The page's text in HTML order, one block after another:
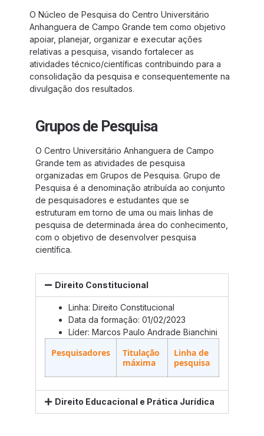
O Núcleo de Pesquisa do Centro Universitário
Anhanguera de Campo Grande tem como objetivo
apoiar, planejar, organizar e executar ações
relativas a pesquisa, visando fortalecer as
atividades técnico/científicas contribuindo para a
consolidação da pesquisa e consequentemente na
divulgação dos resultados.
Grupos de Pesquisa
O Centro Universitário Anhanguera de Campo
Grande tem as atividades de pesquisa
organizadas em Grupos de Pesquisa. Grupo de
Pesquisa é a denominação atribuída ao conjunto
de pesquisadores e estudantes que se
estruturam em torno de uma ou mais linhas de
pesquisa de determinada área do conhecimento,
com o objetivo de desenvolver pesquisa
científica.
Direito Constitucional
Linha: Direito Constitucional
Data da formação: 01/02/2023
Líder: Marcos Paulo Andrade Bianchini
Pesquisadores
Titulação
máxima
Linha de
pesquisa
Direito Educacional e Prática Jurídica